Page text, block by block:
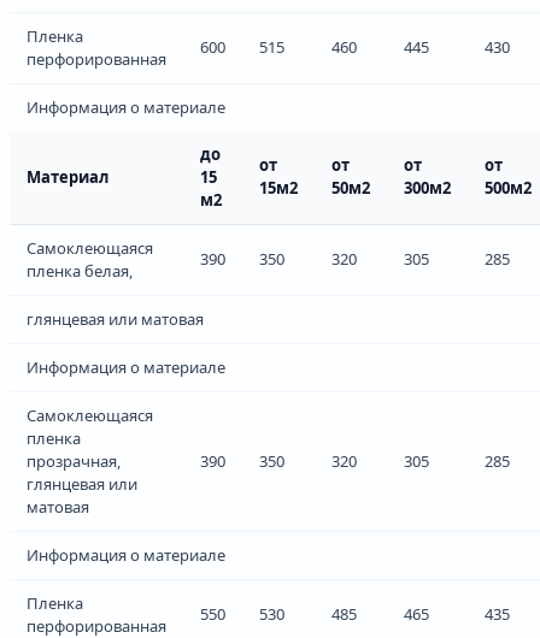
Пленка
перфорированная
600 515 460 445 430
Информация о материале
Материал
до
15
м2
от
15м2
от
50м2
от
300м2
от
500м2
Самоклеющаяся
пленка белая,
390 350 320 305 285
глянцевая или матовая
Информация о материале
Самоклеющаяся
пленка
прозрачная,
глянцевая или
матовая
390 350 320 305 285
Информация о материале
Пленка
перфорированная
550 530 485 465 435